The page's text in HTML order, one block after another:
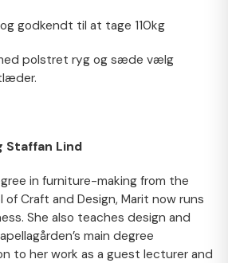
godkendt til at tage 110kg
polstret ryg og sæde vælg
Lind
in furniture-making from the
of Craft and Design, Marit now runs
She also teaches design and
main degree
to her work as a guest lecturer and